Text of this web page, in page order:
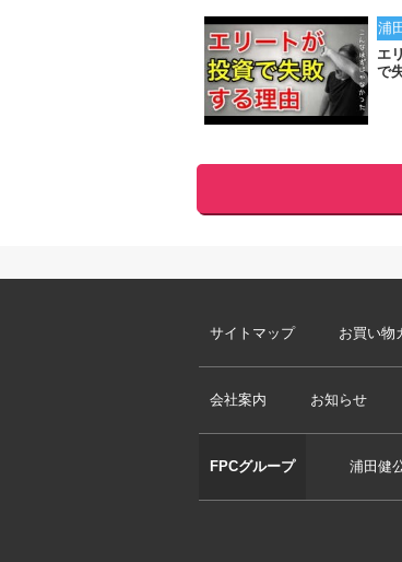
浦
エ
で
サイトマップ お買い物
会社案内 お知らせ
FPCグループ 浦田健